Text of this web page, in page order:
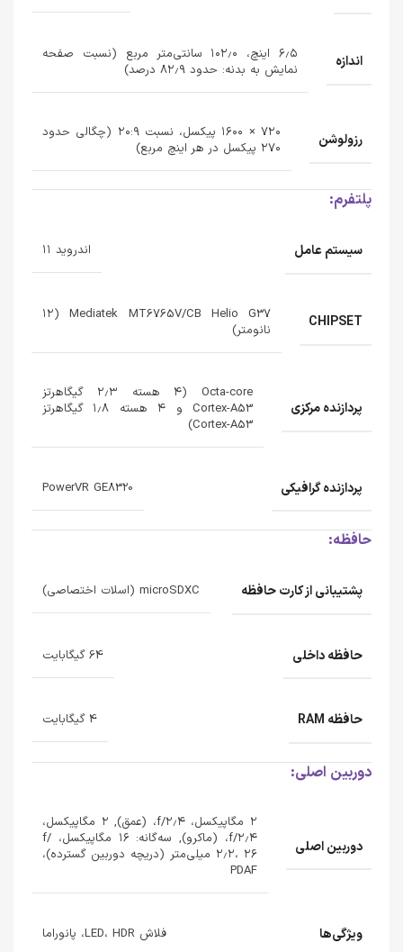
اندازه
۶٫۵ اینچ، ۱۰۲٫۰ سانتی‌متر مربع (نسبت صفحه
نمایش به بدنه: حدود ۸۲٫۹ درصد)
رزولوشن
۷۲۰ × ۱۶۰۰ پیکسل، نسبت ۲۰:۹ (چگالی حدود
۲۷۰ پیکسل در هر اینچ مربع)
پلتفرم:
سیستم عامل اندروید ۱۱
CHIPSET
Mediatek MT6765V/CB Helio G37 (۱۲
نانومتر)
پردازنده‌ مرکزی
Octa-core (۴ هسته ۲٫۳ گیگاهرتز
Cortex-A53 و ۴ هسته ۱٫۸ گیگاهرتز
Cortex-A53)
پردازنده‌ گرافیکی PowerVR GE8320
حافظه:
پشتیبانی از کارت حافظه microSDXC (اسلات اختصاصی)
حافظه داخلی 64 گیگابایت
حافظه RAM 4 گیگابایت
دوربین اصلی:
دوربین اصلی
۲ مگاپیکسل، f/۲٫۴، (عمق), ۲ مگاپیکسل،
f/۲٫۴، (ماکرو), سه‌گانه: ۱۶ مگاپیکسل، f/
۲٫۲، ۲۶ میلی‌متر (دریچه دوربین گسترده)،
PDAF
ویژگی‌ها فلاش LED، HDR، پانوراما